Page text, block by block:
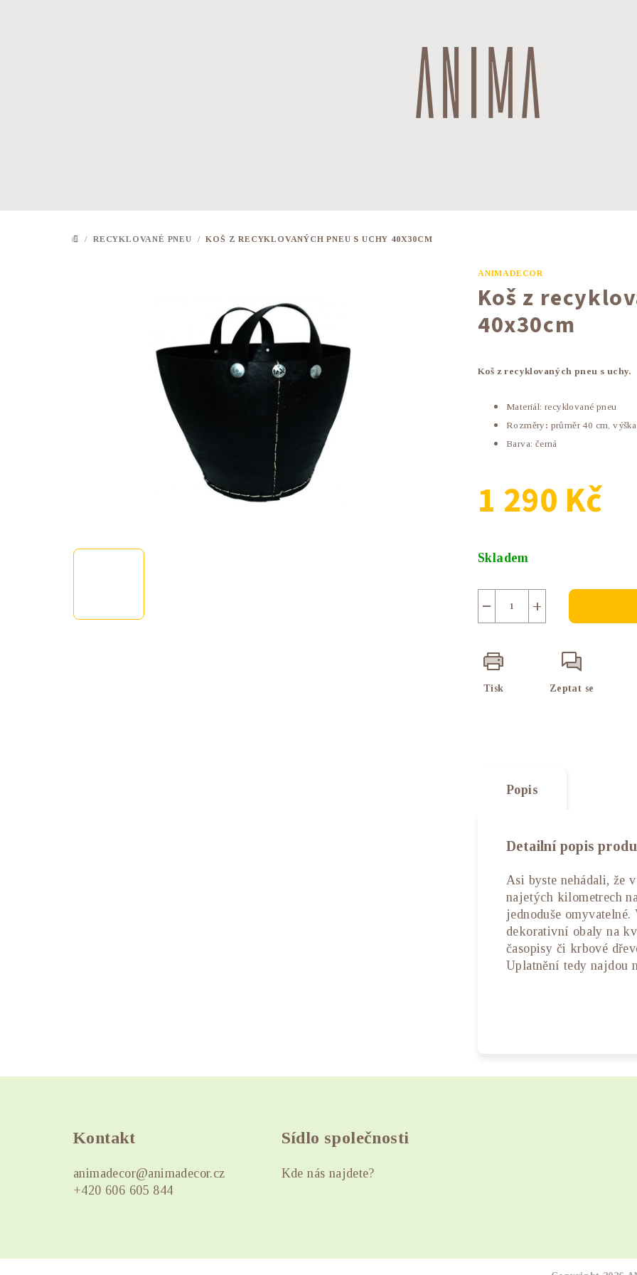
DOMŮ
/ RECYKLOVANÉ PNEU / KOŠ Z RECYKLOVANÝCH PNEU S UCHY 40X30CM
ANIMADECOR
Koš z
40x30cm
Koš z recyklovaných pneu s uchy.
Materiál: recyklované pneu
Rozměry : průměr 40 cm,
Barva: černá
1 290 Kč
cena:
Skladem
+
−
Tisk Zeptat se
Popis
Detailní popis
Asi byste nehádali, že
najetých kilometrech
jednoduše
dekorativní obaly na
časopisy či krbové
Uplatnění tedy najdou
Kontakt
animadecor@animadecor.cz
+420 606 605 844
Sídlo společnosti
Kde nás najdete?